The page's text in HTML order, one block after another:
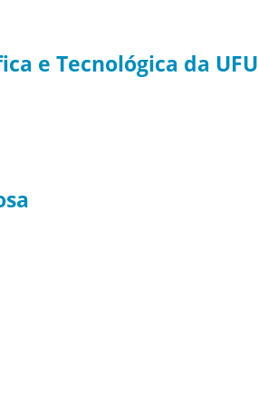
e Tecnológica da UFU